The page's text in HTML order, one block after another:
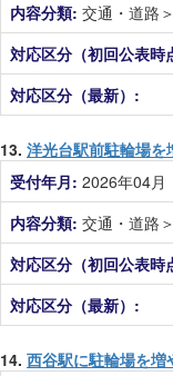
内容分類: 交通・道路
対応区分（初回公表
対応区分（最新）:
13. 洋光台駅前駐輪場を
受付年月: 2026年04月
内容分類: 交通・道路
対応区分（初回公表
対応区分（最新）:
14. 西谷駅に駐輪場を増